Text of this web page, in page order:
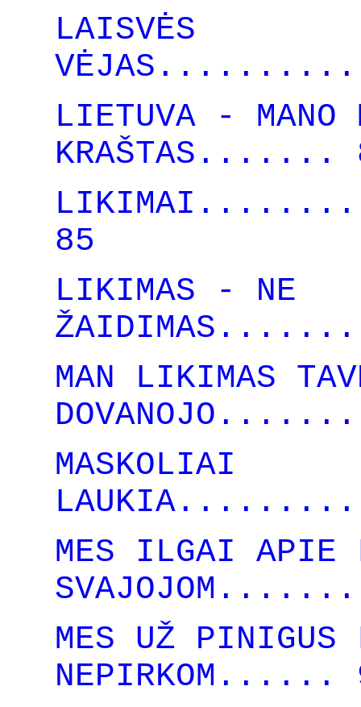
LAISVĖS
LIETUVA - MANO
KRAŠTAS.......
85
LIKIMAS - NE
MAN LIKIMAS
MASKOLIAI
MES ILGAI APIE
MES UŽ PINIGUS
NEPIRKOM......